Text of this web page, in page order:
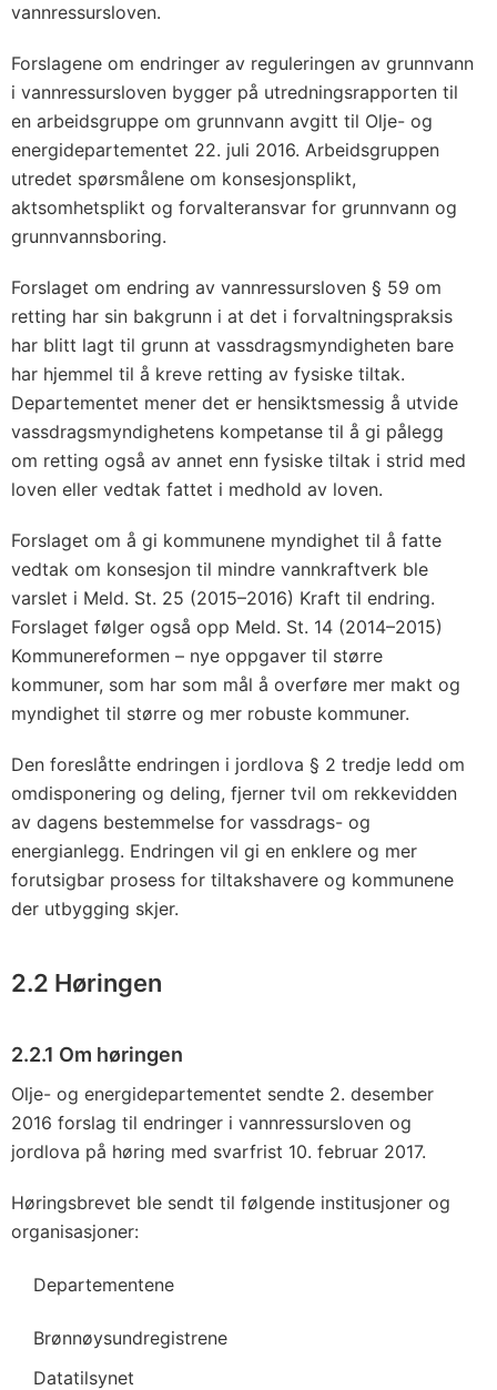
vannressursloven.
Forslagene om endringer av reguleringen av grunnvann
i vannressursloven bygger på utredningsrapporten til
en arbeidsgruppe om grunnvann avgitt til Olje- og
energidepartementet 22. juli 2016. Arbeidsgruppen
utredet spørsmålene om konsesjonsplikt,
aktsomhetsplikt og forvalteransvar for grunnvann og
grunnvannsboring.
Forslaget om endring av vannressursloven § 59 om
retting har sin bakgrunn i at det i forvaltningspraksis
har blitt lagt til grunn at vassdragsmyndigheten bare
har hjemmel til å kreve retting av fysiske tiltak.
Departementet mener det er hensiktsmessig å utvide
vassdragsmyndighetens kompetanse til å gi pålegg
om retting også av annet enn fysiske tiltak i strid med
loven eller vedtak fattet i medhold av loven.
Forslaget om å gi kommunene myndighet til å fatte
vedtak om konsesjon til mindre vannkraftverk ble
varslet i Meld. St. 25 (2015–2016) Kraft til endring.
Forslaget følger også opp Meld. St. 14 (2014–2015)
Kommunereformen – nye oppgaver til større
kommuner, som har som mål å overføre mer makt og
myndighet til større og mer robuste kommuner.
Den foreslåtte endringen i jordlova § 2 tredje ledd om
omdisponering og deling, fjerner tvil om rekkevidden
av dagens bestemmelse for vassdrags- og
energianlegg. Endringen vil gi en enklere og mer
forutsigbar prosess for tiltakshavere og kommunene
der utbygging skjer.
2.2 Høringen
2.2.1 Om høringen
Olje- og energidepartementet sendte 2. desember
2016 forslag til endringer i vannressursloven og
jordlova på høring med svarfrist 10. februar 2017.
Høringsbrevet ble sendt til følgende institusjoner og
organisasjoner:
Departementene
Brønnøysundregistrene
Datatilsynet